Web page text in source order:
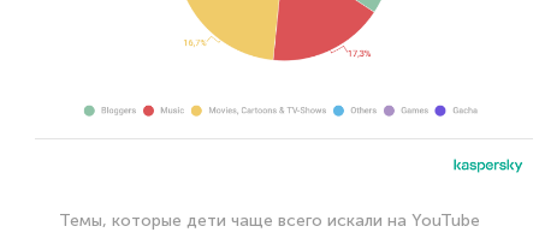
Темы, которые дети чаще всего искали на YouTube